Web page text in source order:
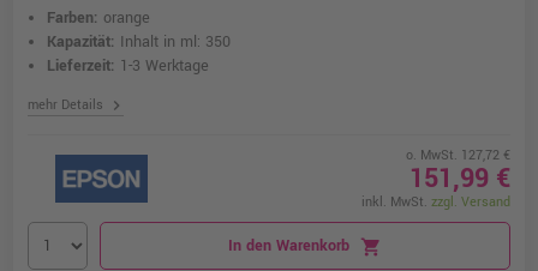
Farben: orange
Kapazität: Inhalt in ml: 350
Lieferzeit: 1-3 Werktage
mehr Details chevron_right
o. MwSt. 127,72 €
151,99 €
inkl. MwSt. zzgl. Versand
In den Warenkorb shopping_cart